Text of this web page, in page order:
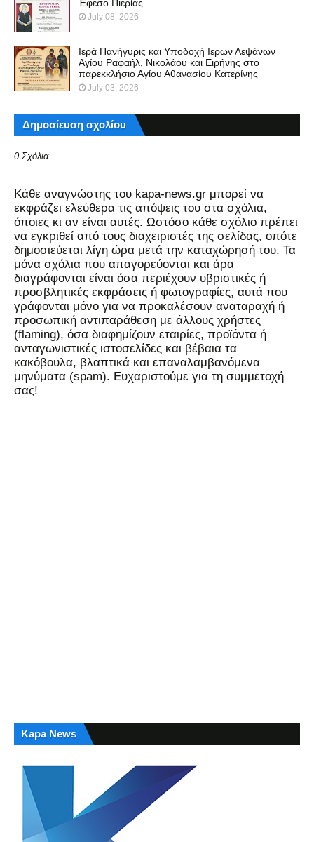
Έφεσο Πιερίας
July 08, 2026
Ιερά Πανήγυρις και Υποδοχή Ιερών Λεψάνων
Αγίου Ραφαήλ, Νικολάου και Ειρήνης στο
παρεκκλήσιο Αγίου Αθανασίου Κατερίνης
July 03, 2026
Δημοσίευση σχολίου
0 Σχόλια
Kάθε αναγνώστης του kapa-news.gr μπορεί να
εκφράζει ελεύθερα τις απόψεις του στα σχόλια,
όποιες κι αν είναι αυτές. Ωστόσο κάθε σχόλιο πρέπει
να εγκριθεί από τους διαχειριστές της σελίδας, οπότε
δημοσιεύεται λίγη ώρα μετά την καταχώρησή του. Τα
μόνα σχόλια που απαγορεύονται και άρα
διαγράφονται είναι όσα περιέχουν υβριστικές ή
προσβλητικές εκφράσεις ή φωτογραφίες, αυτά που
γράφονται μόνο για να προκαλέσουν αναταραχή ή
προσωπική αντιπαράθεση με άλλους χρήστες
(flaming), όσα διαφημίζουν εταιρίες, προϊόντα ή
ανταγωνιστικές ιστοσελίδες και βέβαια τα
κακόβουλα, βλαπτικά και επαναλαμβανόμενα
μηνύματα (spam). Ευχαριστούμε για τη συμμετοχή
σας!
Kapa News